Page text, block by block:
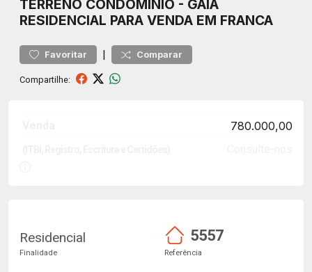
TERRENO CONDOMÍNIO - GAIA
RESIDENCIAL PARA VENDA EM FRANCA
Favoritar | Comparar
Compartilhe:
780.000,00
Residencial
Finalidade
5557
Referência